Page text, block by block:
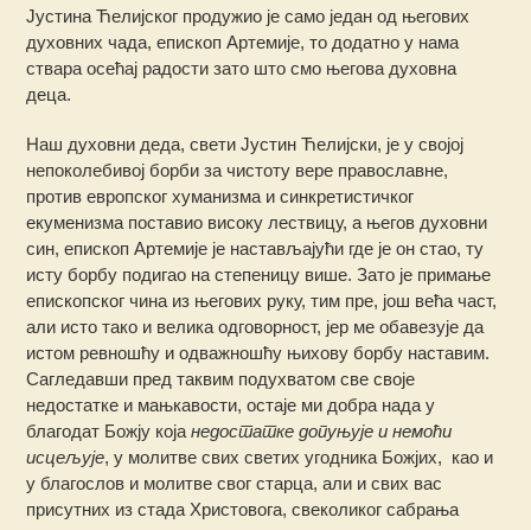
Јустина Ћелијског продужио је само један од његових
духовних чада, епископ Артемије, то додатно у нама
ствара осећај радости зато што смо његова духовна
деца.
Наш духовни деда, свети Јустин Ћелијски, је у својој
непоколебивој борби за чистоту вере православне,
против европског хуманизма и синкретистичког
екуменизма поставио високу лествицу, а његов духовни
син, епископ Артемије је настављајући где је он стао, ту
исту борбу подигао на степеницу више. Зато је примање
епископског чина из његових руку, тим пре, још већа част,
али исто тако и велика одговорност, јер ме обавезује да
истом ревношћу и одважношћу њихову борбу наставим.
Сагледавши пред таквим подухватом све своје
недостатке и мањкавости, остаје ми добра нада у
благодат Божју којанедостатке допуњује и немоћи
исцељује, у молитве свих светих угодника Божјих, као и
у благослов и молитве свог старца, али и свих вас
присутних из стада Христовога, свеколиког сабрања